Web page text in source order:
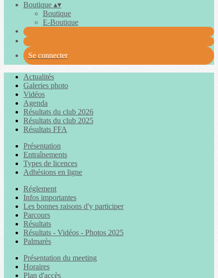
Boutique ▴▾
Boutique
E-Boutique
Se connecter
Actualités
Galeries photo
Vidéos
Agenda
Résultats du club 2026
Résultats du club 2025
Résultats FFA
Présentation
Entraînements
Types de licences
Adhésions en ligne
Réglement
Infos importantes
Les bonnes raisons d'y participer
Parcours
Résultats
Résultats - Vidéos - Photos 2025
Palmarès
Présentation du meeting
Horaires
Plan d'accès